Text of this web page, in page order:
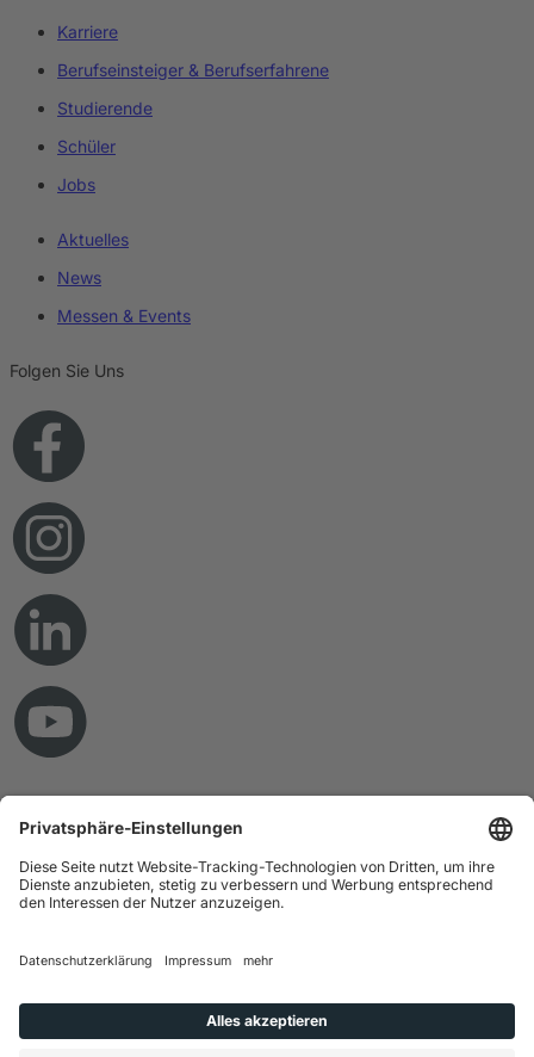
Karriere
Berufseinsteiger & Berufserfahrene
Studierende
Schüler
Jobs
Aktuelles
News
Messen & Events
Folgen Sie Uns
Impressum
Datenschutz
Hinweisgebersystem